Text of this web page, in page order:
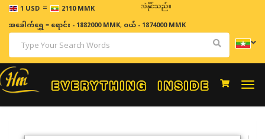
1 USD = 2110 MMK
ဈေးနှုန်းများသည် အချိန်နှင့် အမျှပြောင်းလဲနိုင်သည်။
အခေါက်ရွှေ=ရောင်း - 1882000 MMK, ဝယ် - 1874000 MMK